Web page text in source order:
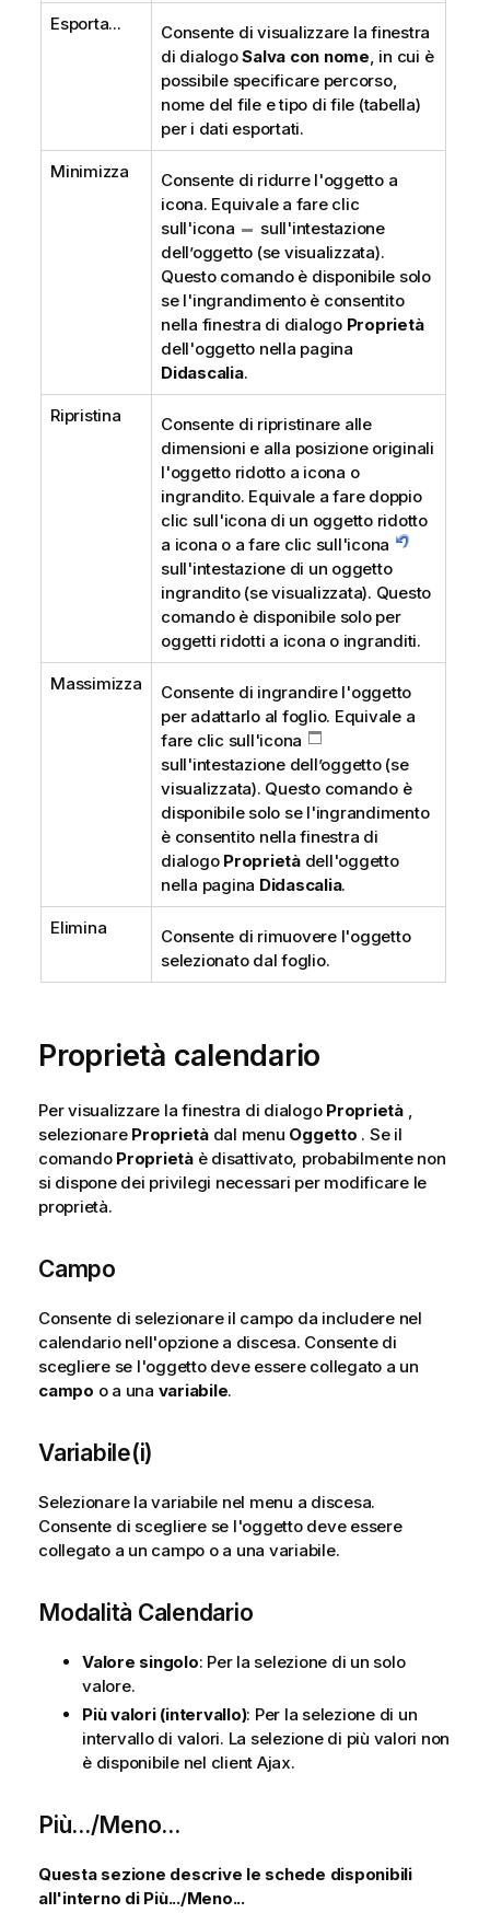
Esporta...
Consente di visualizzare la finestra
di dialogoSalva con nome , in cui è
possibile specificare percorso,
nome del file e tipo di file (tabella)
per i dati esportati.
Minimizza
Consente di ridurre l'oggetto a
icona. Equivale a fare clic
sull'icona
sull'intestazione
dell’oggetto (se visualizzata).
Questo comando è disponibile solo
se l'ingrandimento è consentito
nella finestra di dialogo Proprietà
dell'oggetto nella pagina
Didascalia.
Ripristina
Consente di ripristinare alle
dimensioni e alla posizione originali
l'oggetto ridotto a icona o
ingrandito. Equivale a fare doppio
clic sull'icona di un oggetto ridotto
a icona o a fare clic sull'icona
sull'intestazione di un oggetto
ingrandito (se visualizzata). Questo
comando è disponibile solo per
oggetti ridotti a icona o ingranditi.
Massimizza
Consente di ingrandire l'oggetto
per adattarlo al foglio. Equivale a
fare clic sull'icona
sull'intestazione dell’oggetto (se
visualizzata). Questo comando è
disponibile solo se l'ingrandimento
è consentito nella finestra di
dialogo Proprietàdell'oggetto
nella pagina Didascalia.
Elimina
Consente di rimuovere l'oggetto
selezionato dal foglio.
Proprietà calendario
Per visualizzare la finestra di dialogo Proprietà ,
selezionare Proprietàdal menu Oggetto . Se il
comando Proprietàè disattivato, probabilmente non
si dispone dei privilegi necessari per modificare le
proprietà.
Campo
Consente di selezionare il campo da includere nel
calendario nell'opzione a discesa. Consente di
scegliere se l'oggetto deve essere collegato a un
campo o a una variabile.
Variabile(i)
Selezionare la variabile nel menu a discesa.
Consente di scegliere se l'oggetto deve essere
collegato a un campo o a una variabile.
Modalità Calendario
Valore singolo: Per la selezione di un solo
valore.
Più valori (intervallo): Per la selezione di un
intervallo di valori. La selezione di più valori non
è disponibile nel client Ajax.
Più.../Meno...
Questa sezione descrive le schede disponibili
all'interno di Più.../Meno...